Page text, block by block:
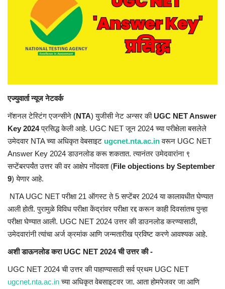
एज्युवार्ता न्यूज नेटवर्क
नॅशनल टेस्टिंग एजन्सीने (NTA) युजीसी नेट अन्सर की UGC NET Answer
Key 2024प्रसिद्ध केली आहे. UGC NET जून 2024 च्या परीक्षेला बसलेले
उमेदवार NTA च्या अधिकृत वेबसाइट ugcnet.nta.ac.inवरून UGC NET
Answer Key 2024 डाउनलोड करू शकतात. त्यानंतर उमेदवारांना ९
सप्टेंबरपर्यंत उत्तर की वर आक्षेप नोंदवता (File objections by September
9) येणार आहे.
NTA UGC NET परीक्षा 21 ऑगस्ट ते 5 सप्टेंबर 2024 या कालावधीत घेण्यात
आली होती. पुरामुळे विविध परीक्षा केंद्रांवर परीक्षा रद्द करून काही दिवसांतच पुन्हा
परीक्षा घेण्यात आली. UGC NET 2024 उत्तर की डाउनलोड करण्यासाठी,
उमेदवारांनी त्यांचा अर्ज क्रमांक आणि जन्मतारीख प्रविष्ट करणे आवश्यक आहे.
अशी डाऊनलोड करा UGC NET 2024 ची उत्तर की -
UGC NET 2024 ची उत्तर की पाहाण्यासाठी सर्व प्रथम UGC NET
ugcnet.nta.ac.inच्या अधिकृत वेबसाइटवर जा. आता होमपेजवर जा आणि